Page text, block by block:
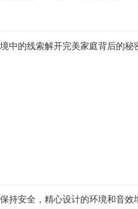
中的线索解开完美家庭背后的秘
安全，精心设计的环境和音